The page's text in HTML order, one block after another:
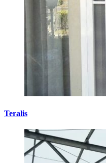
Teralis